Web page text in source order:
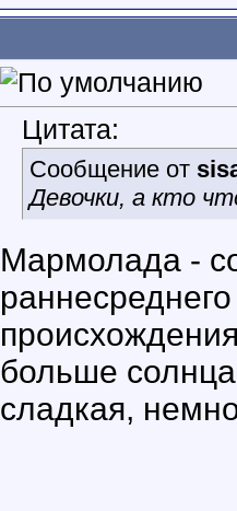
Цитата:
Сообщение от
Девочки, а кто
Мармолада -
больше
сладкая,